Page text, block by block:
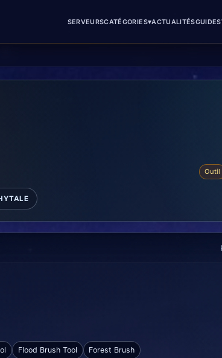
SERVEURSCATÉGORIES▾ACTUALITÉSGUIDES
Outil
Flood Brush Tool Forest Brush